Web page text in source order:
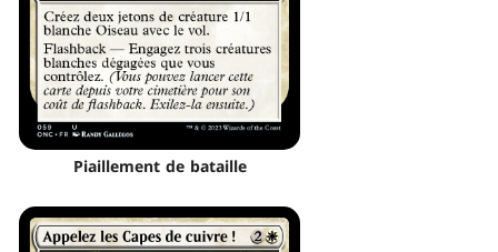
Piaillement de bataille